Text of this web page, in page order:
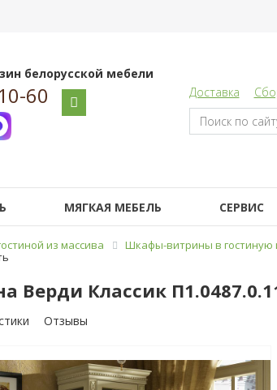
белорусской мебели
60 Доставка
МЯГКАЯ МЕБЕЛЬ СЕРВИС
из массива
Шкафы-витрины в гостиную
Верди Классик
Отзывы